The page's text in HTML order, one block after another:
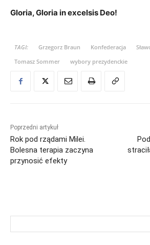
Gloria, Gloria in excelsis Deo!
TAGI: Grzegorz Braun Konfederacja
Tomasz Sommer
wybory prezydenckie
Poprzedni artykuł
Rok pod rządami Milei.
Bolesna terapia zaczyna
przynosić efekty